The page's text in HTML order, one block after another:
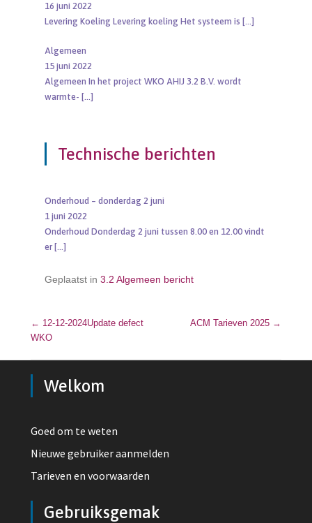
16 juni 2022
Levering Koeling Levering koeling Het systeem is […]
Algemeen
15 juni 2022
Algemeen In het project WKO AHIJ 3.2 B.V. wordt
warmte- […]
Technische berichten
Onderhoud – donderdag 2 juni
1 juni 2022
Onderhoud Donderdag 2 juni tussen 8.00 en 12.00 vindt
er […]
Geplaatst in 3.2 Algemeen bericht
Bericht navigatie
← 12-12-2024Update defect
WKO
ACM Tarieven 2025 →
Welkom
Goed om te weten
Nieuwe gebruiker aanmelden
Tarieven en voorwaarden
Gebruiksgemak